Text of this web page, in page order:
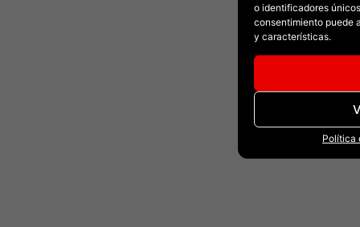
o identificadores
consentimiento puede
y características.
Política